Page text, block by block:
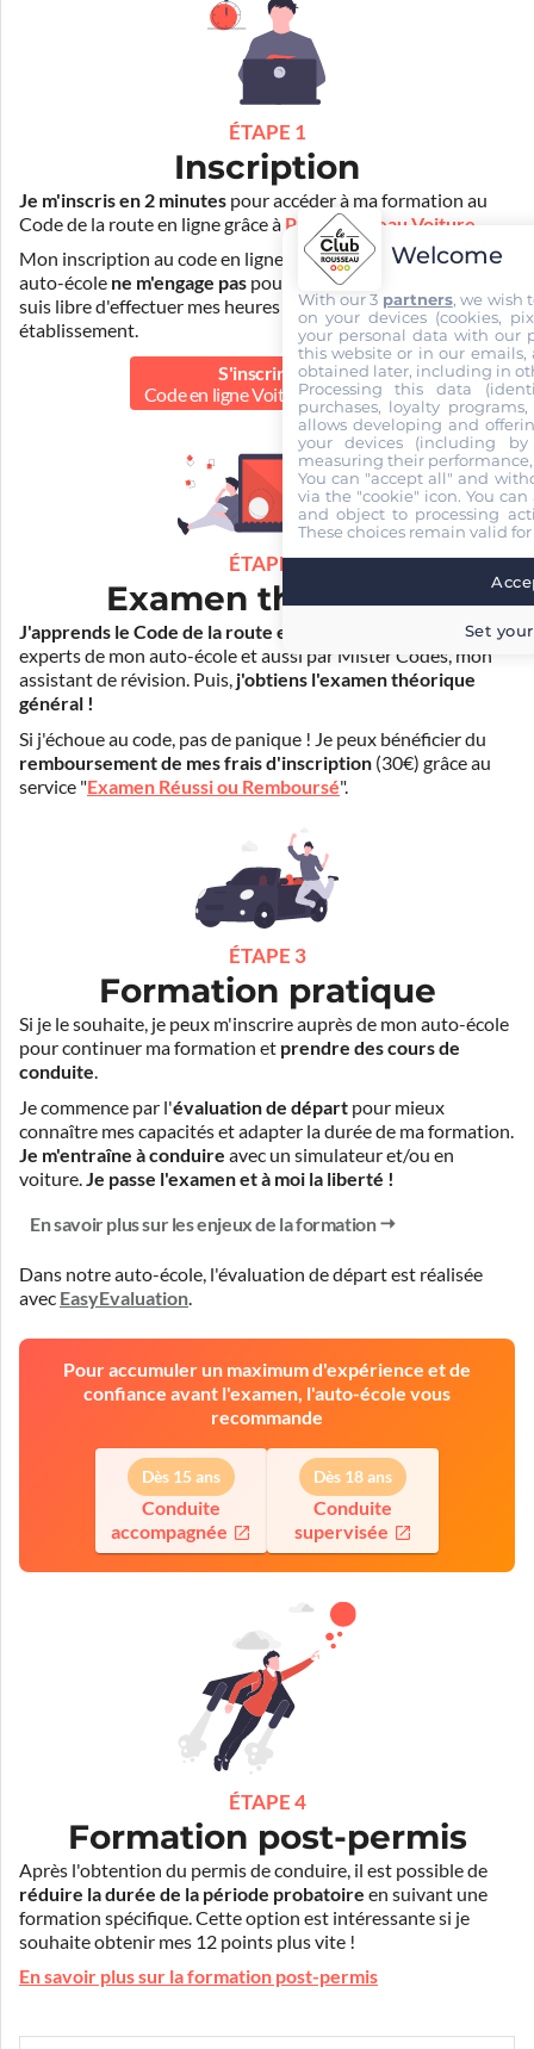
ÉTAPE 1
Inscription
Je m'inscris en 2 minutes pour accéder à ma formation au
Code de la route en ligne grâce à Pass Rousseau Voiture
Mon inscription au code en ligne voiture auprès de mon
auto-école ne m'engage pas pour la suite de ma formation. Je
suis libre d'effectuer mes heures de conduite dans un autre
établissement.
S'inscrire au
Code en ligne Voiture 800.00 €
ÉTAPE 2
Examen théorique
J'apprends le Code de la route en ligne
. Je suis aidé par les
experts de mon auto-école et aussi par Mister Codes, mon
assistant de révision. Puis, j'obtiens l'examen théorique
général !
Si j'échoue au code, pas de panique ! Je peux bénéficier du
remboursement de mes frais d'inscription (30€) grâce au
service "Examen Réussi ou Remboursé".
ÉTAPE 3
Formation pratique
Si je le souhaite, je peux m'inscrire auprès de mon auto-école
pour continuer ma formation et prendre des cours de
conduite.
Je commence par l'évaluation de départ pour mieux
connaître mes capacités et adapter la durée de ma formation.
Je m'entraîne à conduire avec un simulateur et/ou en
voiture. Je passe l'examen et à moi la liberté !
En savoir plus sur les enjeux de la formation
Dans notre auto-école, l'évaluation de départ est réalisée
avec EasyEvaluation
Pour accumuler un maximum d'expérience et de
confiance avant l'examen, l'auto-école vous
recommande
Dès 15 ans
Conduite
accompagnée
Dès 18 ans
Conduite
supervisée
ÉTAPE 4
Formation post-permis
Après l'obtention du permis de conduire, il est possible de
réduire la durée de la période probatoire en suivant une
formation spécifique. Cette option est intéressante si je
souhaite obtenir mes 12 points plus vite !
En savoir plus sur la formation post-permis
Welcome
With our 3 partners, we wish
on your devices (cookies,
your personal data with our
this website or in our emails,
obtained later, including in
Processing this data
purchases, loyalty
allows developing and
your devices (including
measuring their
You can "accept all" and
via the "cookie" icon. You
and object to processing
These choices remain valid
Set